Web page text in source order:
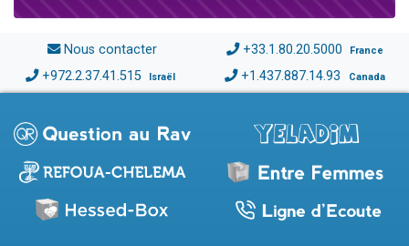
Nous contacter +33.1.80.20.5000 France
+972.2.37.41.515 Israël +1.437.887.14.93 Canada